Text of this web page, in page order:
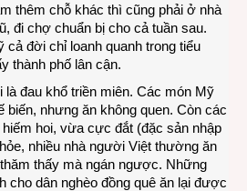
thêm chỗ khác thì cũng phải ở nhà
đi chợ chuẩn bị cho cả tuần sau.
đời chỉ loanh quanh trong tiểu
thành phố lân cận.
là đau khổ triền miên. Các món Mỹ
biến, nhưng ăn không quen. Còn các
hoi, vừa cực đắt (đặc sản nhập
nhiều nhà người Việt thường ăn
thấy mà ngán ngược. Những
cho dân nghèo đồng quê ăn lại được